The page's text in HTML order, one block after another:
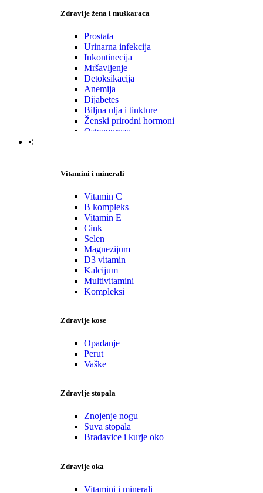
Zdravlje žena i muškaraca
Prostata
Urinarna infekcija
Inkontinecija
Mršavljenje
Detoksikacija
Anemija
Dijabetes
Biljna ulja i tinkture
Ženski prirodni hormoni
Osteoporoza
•Specijalni suplementi
Vitamini i minerali
Vitamin C
B kompleks
Vitamin E
Cink
Selen
Magnezijum
D3 vitamin
Kalcijum
Multivitamini
Kompleksi
Zdravlje kose
Opadanje
Perut
Vaške
Zdravlje stopala
Znojenje nogu
Suva stopala
Bradavice i kurje oko
Zdravlje oka
Vitamini i minerali